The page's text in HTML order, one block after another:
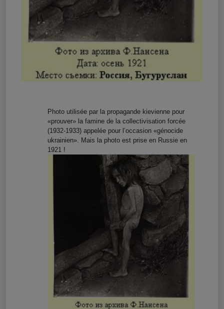
Photo utilisée par la propagande kievienne pour
«prouver» la famine de la collectivisation forcée
(1932-1933) appelée pour l’occasion «génocide
ukrainien». Mais la photo est prise en Russie en
1921 !